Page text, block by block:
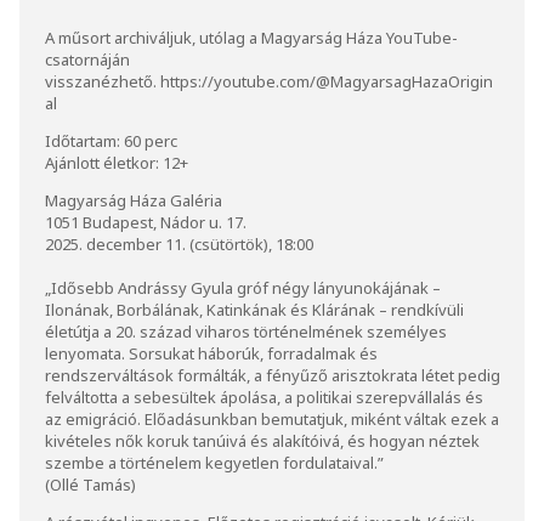
A műsort archiváljuk, utólag a Magyarság Háza YouTube-
csatornáján
visszanézhető. https://youtube.com/@MagyarsagHazaOrigin
al
Időtartam: 60 perc
Ajánlott életkor: 12+
Magyarság Háza Galéria
1051 Budapest, Nádor u. 17.
2025. december 11. (csütörtök), 18:00
„Idősebb Andrássy Gyula gróf négy lányunokájának –
Ilonának, Borbálának, Katinkának és Klárának – rendkívüli
életútja a 20. század viharos történelmének személyes
lenyomata. Sorsukat háborúk, forradalmak és
rendszerváltások formálták, a fényűző arisztokrata létet pedig
felváltotta a sebesültek ápolása, a politikai szerepvállalás és
az emigráció. Előadásunkban bemutatjuk, miként váltak ezek a
kivételes nők koruk tanúivá és alakítóivá, és hogyan néztek
szembe a történelem kegyetlen fordulataival.”
(Ollé Tamás)